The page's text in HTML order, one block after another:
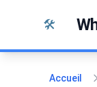
🛠️
Accueil